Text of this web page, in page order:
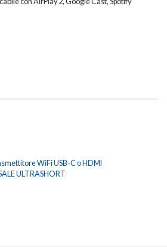
WiFi USB-C o HDMI
ULTRASHORT